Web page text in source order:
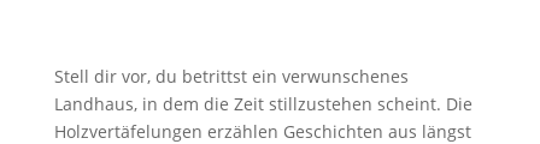
Stell dir vor, du betrittst ein verwunschenes
Landhaus, in dem die Zeit stillzustehen scheint. Die
Holzvertäfelungen erzählen Geschichten aus längst